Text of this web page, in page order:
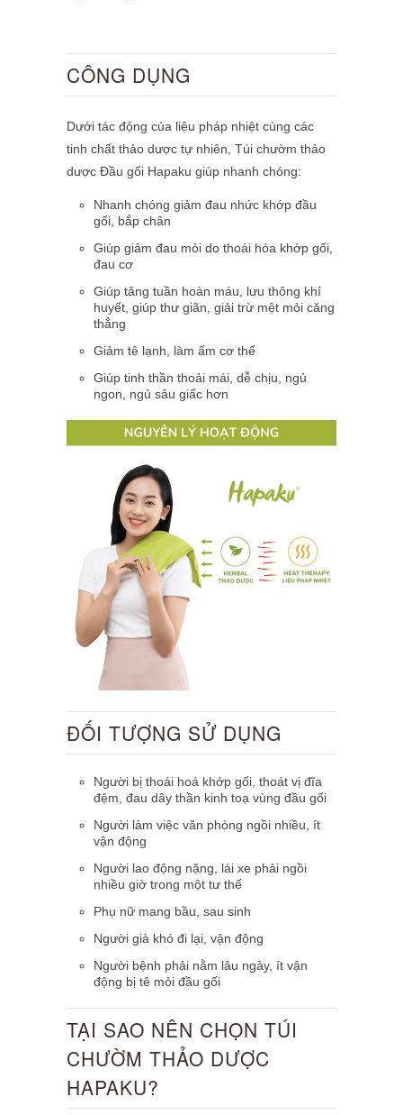
CÔNG DỤNG
Dưới tác động của liệu pháp nhiệt cùng các
tinh chất thảo dược tự nhiên, Túi chườm thảo
dược Đầu gối Hapaku giúp nhanh chóng:
Nhanh chóng giảm đau nhức khớp đầu
gối, bắp chân
Giúp giảm đau mỏi do thoái hóa khớp gối,
đau cơ
Giúp tăng tuần hoàn máu, lưu thông khí
huyết, giúp thư giãn, giải trừ mệt mỏi căng
thẳng
Giảm tê lạnh, làm ấm cơ thể
Giúp tinh thần thoải mái, dễ chịu, ngủ
ngon, ngủ sâu giấc hơn
ĐỐI TƯỢNG SỬ DỤNG
Người bị thoái hoá khớp gối, thoát vị đĩa
đệm, đau dây thần kinh toạ vùng đầu gối
Người làm việc văn phòng ngồi nhiều, ít
vận động
Người lao động nặng, lái xe phải ngồi
nhiều giờ trong một tư thế
Phụ nữ mang bầu, sau sinh
Người già khó đi lại, vận động
Người bệnh phải nằm lâu ngày, ít vận
động bị tê mỏi đầu gối
TẠI SAO NÊN CHỌN TÚI
CHƯỜM THẢO DƯỢC
HAPAKU?